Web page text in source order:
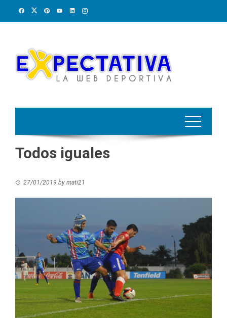
Todos iguales
27/01/2019 by mati21